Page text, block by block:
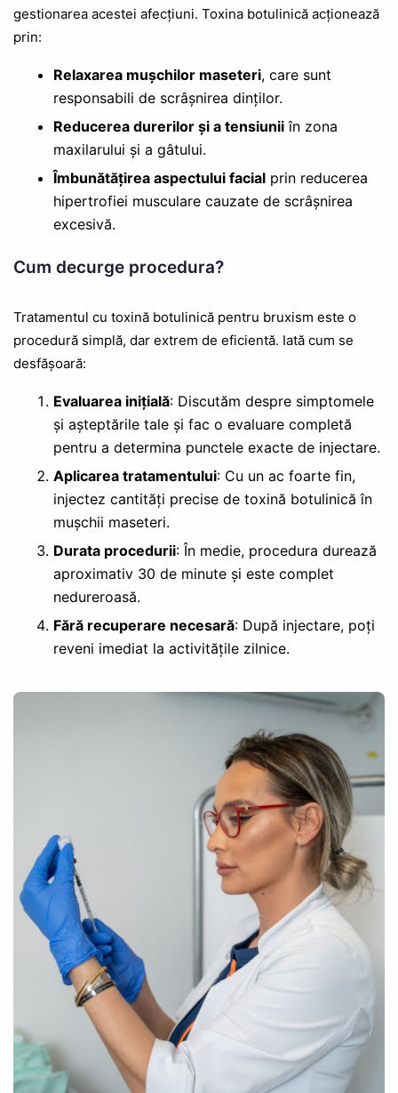
gestionarea acestei afecțiuni. Toxina botulinică acționează
prin:
Relaxarea mușchilor maseteri, care sunt
responsabili de scrâșnirea dinților.
Reducerea durerilor și a tensiuniiîn zona
maxilarului și a gâtului.
Îmbunătățirea aspectului facialprin reducerea
hipertrofiei musculare cauzate de scrâșnirea
excesivă.
Cum decurge procedura?
Tratamentul cu toxină botulinică pentru bruxism este o
procedură simplă, dar extrem de eficientă. Iată cum se
desfășoară:
Evaluarea inițială: Discutăm despre simptomele
și așteptările tale și fac o evaluare completă
pentru a determina punctele exacte de injectare.
Aplicarea tratamentului: Cu un ac foarte fin,
injectez cantități precise de toxină botulinică în
mușchii maseteri.
Durata procedurii: În medie, procedura durează
aproximativ 30 de minute și este complet
nedureroasă.
Fără recuperare necesară: După injectare, poți
reveni imediat la activitățile zilnice.